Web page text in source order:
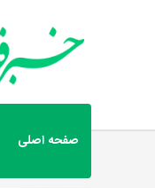
صفحه اصلی